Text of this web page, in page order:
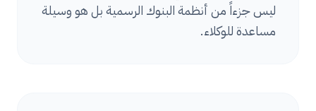
ليس جزءاً من أنظمة البنوك الرسمية بل هو وسيلة
مساعدة للوكلاء.